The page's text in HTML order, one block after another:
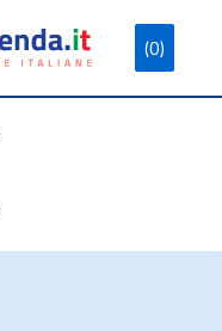
(0)